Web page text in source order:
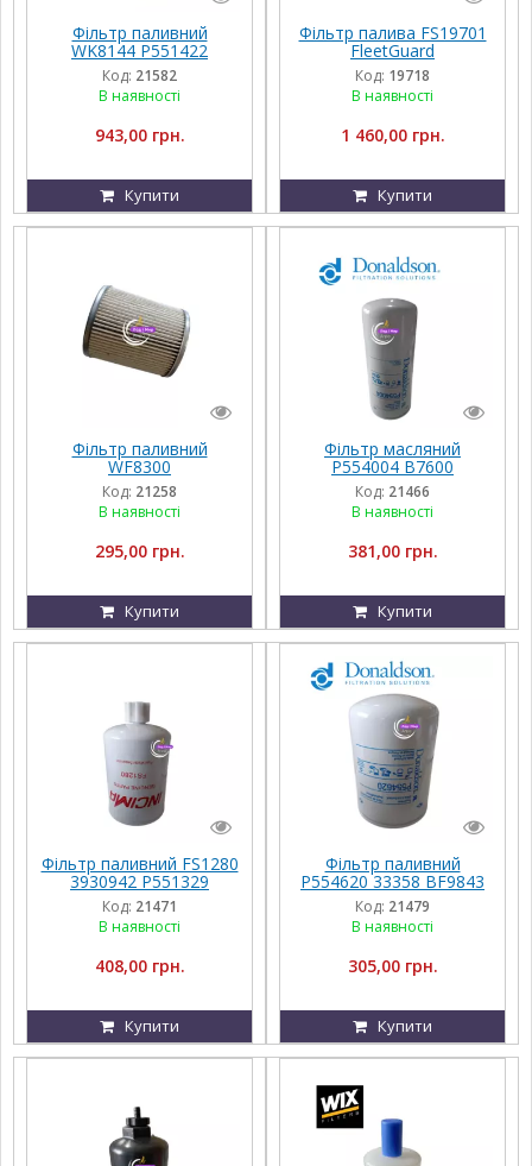
Фільтр паливний
WK8144 P551422
P550667 P550773
Код: 21582
В наявності
943,00 грн.
Купити
Фільтр палива FS19701
FleetGuard
Код: 19718
В наявності
1 460,00 грн.
Купити
Фільтр паливний
WF8300
Код: 21258
В наявності
295,00 грн.
Купити
Фільтр масляний
P554004 B7600
H200W20 Donaldson
Код: 21466
В наявності
381,00 грн.
Купити
Фільтр паливний FS1280
3930942 P551329
J930942
Код: 21471
В наявності
408,00 грн.
Купити
Фільтр паливний
P554620 33358 BF9843
FF231 Donaldson
Код: 21479
В наявності
305,00 грн.
Купити